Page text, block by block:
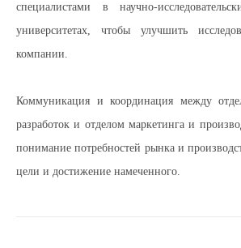
специалистами в научно-
университетах, чтобы улучшить
компании.
Коммуникация и координация между
разработок и отделом маркетинга и
понимание потребностей рынка и
цели и достижение намеченного.